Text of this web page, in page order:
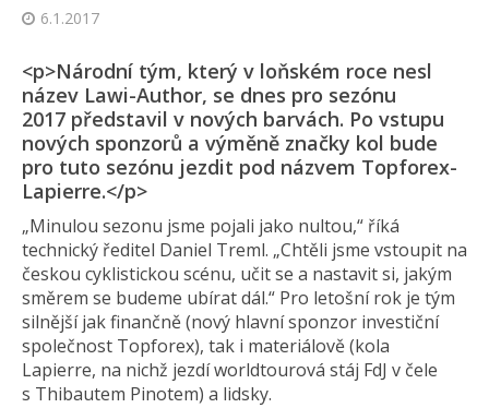
6.1.2017
<p>Národní tým, který v loňském roce nesl
název Lawi-Author, se dnes pro sezónu
2017 představil v nových barvách. Po vstupu
nových sponzorů a výměně značky kol bude
pro tuto sezónu jezdit pod názvem Topforex-
Lapierre.</p>
„Minulou sezonu jsme pojali jako nultou,“ říká
technický ředitel Daniel Treml. „Chtěli jsme vstoupit na
českou cyklistickou scénu, učit se a nastavit si, jakým
směrem se budeme ubírat dál.“ Pro letošní rok je tým
silnější jak finančně (nový hlavní sponzor investiční
společnost Topforex), tak i materiálově (kola
Lapierre, na nichž jezdí worldtourová stáj FdJ v čele
s Thibautem Pinotem) a lidsky.